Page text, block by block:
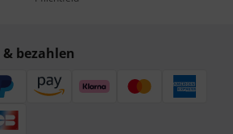
bezahlen